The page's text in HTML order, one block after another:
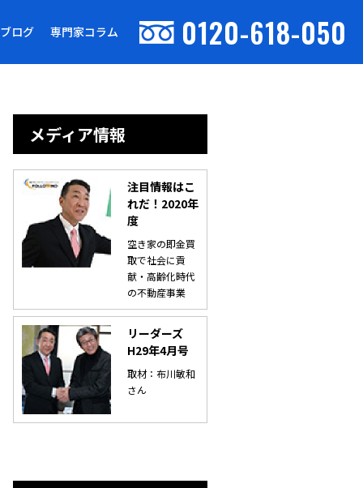
ログ 専門家コラム 0120-618-050
メディア情報
注目情報はこ
れだ！2020年
度
空き家の即金買
取で社会に貢
献・高齢化時代
の不動産事業
リーダーズ
H29年4月号
取材：布川敏和
さん